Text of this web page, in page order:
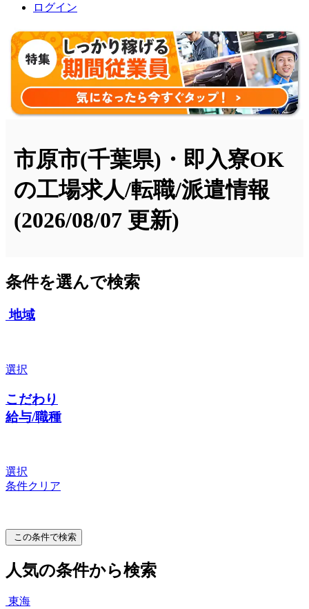
ログイン
市原市(千葉県)・即入寮OK
の工場求人/転職/派遣情報
(2026/08/07 更新)
条件を選んで検索
地域
選択
こだわり
給与/職種
選択
条件クリア
この条件で検索
人気の条件から検索
東海